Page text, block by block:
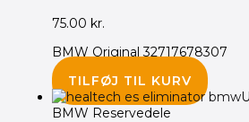
75.00 kr.
BMW Original 32717678307
TILFØJ TIL KURV
BMW Reservedele